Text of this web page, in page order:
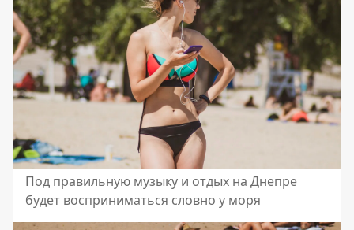
Под правильную музыку и отдых на Днепре
будет восприниматься словно у моря